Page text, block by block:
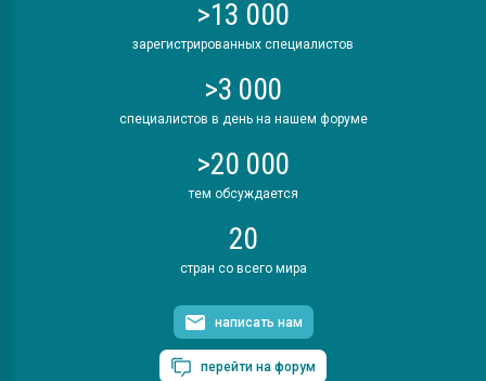
>13 000
зарегистрированных специалистов
>3 000
специалистов в день на нашем форуме
>20 000
тем обсуждается
20
стран со всего мира
написать нам
перейти на форум